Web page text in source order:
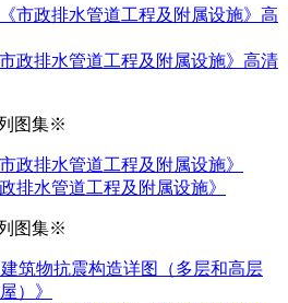
政排水管道工程及附属设施》高清
图集※
排水管道工程及附属设施》
图集※